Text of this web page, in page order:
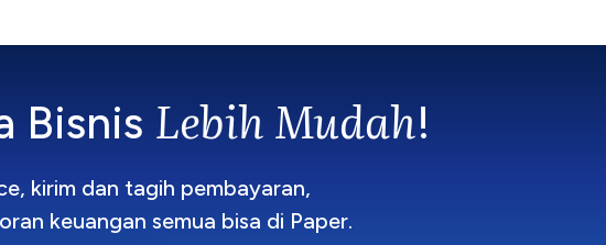
Bisnis Lebih Mudah!
kirim dan tagih pembayaran,
keuangan semua bisa di Paper.